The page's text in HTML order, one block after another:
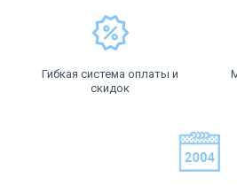
Гибкая система оплаты и
скидок